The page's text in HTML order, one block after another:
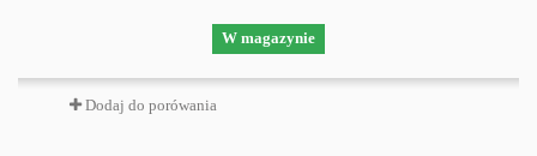
W magazynie
Dodaj do porówania